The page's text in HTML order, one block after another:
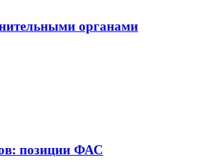
органами
позиции ФАС